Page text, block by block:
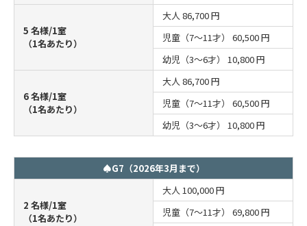
5 名様/1室
（1名あたり）
大人 86,700 円
児童（7～11才） 60,500 円
幼児（3～6才） 10,800 円
6 名様/1室
（1名あたり）
大人 86,700 円
児童（7～11才） 60,500 円
幼児（3～6才） 10,800 円
♠G7（2026年3月まで）
2 名様/1室
（1名あたり）
大人 100,000 円
児童（7～11才） 69,800 円